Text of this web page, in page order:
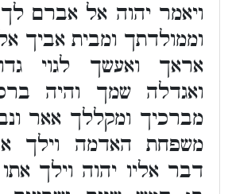
ויאמר יהוה אל אברם
וממולדתך ומבית אביך
אראך ואעשך לגוי
ואגדלה שמך והיה
מברכיך ומקללך אאר
משפחת האדמה וילך
דבר אליו יהוה וילך